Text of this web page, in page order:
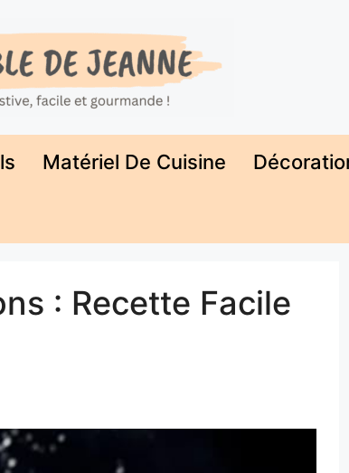
Matériel De Cuisine
: Recette Facile